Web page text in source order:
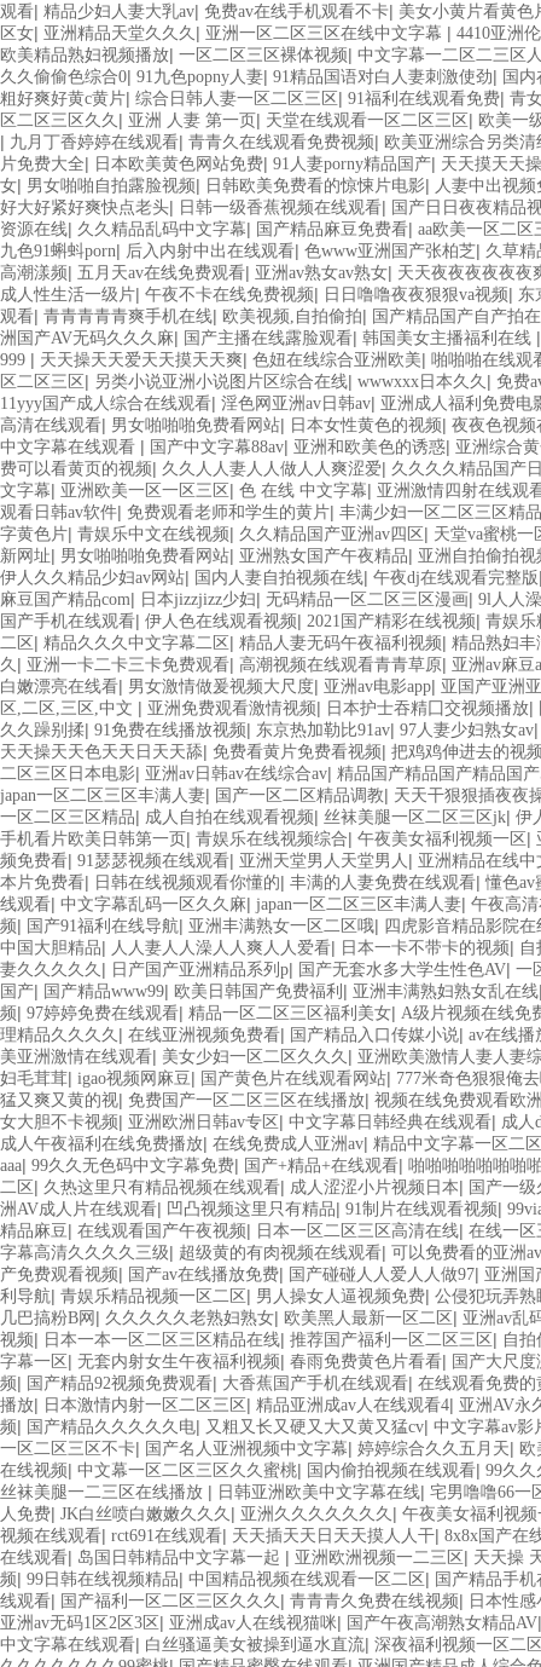
观看| 精品少妇人妻大乳av| 免费av在线手机观看不卡| 美女小黄片看黄
区女| 亚洲精品天堂久久久 | 亚洲一区二区三区在线中文字幕 | 4410亚洲
欧美精品熟妇视频播放| 一区二区三区裸体视频| 中文字幕一二区二三区
久久偷偷色综合0| 91九色popny人妻| 91精品国语对白人妻刺激使劲| 国
粗好爽好黄c黄片| 综合日韩人妻一区二区三区 | 91福利在线观看免费| 青
区二区三区久久 | 亚洲 人妻 第一页 | 天堂在线观看一区二区三区 | 欧美一
| 九月丁香婷婷在线观看| 青青久在线观看免费视频| 欧美亚洲综合另类清
片免费大全| 日本欧美黄色网站免费| 91人妻porny精品国产| 天天摸天天
女| 男女啪啪自拍露脸视频| 日韩欧美免费看的惊悚片电影| 人妻中出视
好大好紧好爽快点老头| 日韩一级香蕉视频在线观看| 国产日日夜夜精品
资源在线| 久久精品乱码中文字幕| 国产精品麻豆免费看| aa欧美一区二区
九色91蝌蚪porn| 后入内射中出在线观看| 色www亚洲国产张柏芝| 久草精
高潮漾频| 五月天av在线免费观看| 亚洲av熟女av熟女| 天天夜夜夜夜夜夜
成人性生活一级片| 午夜不卡在线免费视频| 日日噜噜夜夜狠狠va视频| 东
观看| 青青青青青爽手机在线| 欧美视频,自拍偷拍| 国产精品国产自产拍
洲国产AV无码久久久麻| 国产主播在线露脸观看| 韩国美女主播福利在线
999 | 天天操天天爱天天摸天天爽| 色妞在线综合亚洲欧美| 啪啪啪在线观
区二区三区 | 另类小说亚洲小说图片区综合在线| wwwxxx日本久久 | 免费
11yyy国产成人综合在线观看| 淫色网亚洲av日韩av| 亚洲成人福利免费电
高清在线观看| 男女啪啪啪免费看网站| 日本女性黄色的视频| 夜夜色视频
中文字幕在线观看 | 国产中文字幕88av| 亚洲和欧美色的诱惑| 亚洲综合
费可以看黄页的视频| 久久人人妻人人做人人爽涩爱| 久久久久精品国产
文字幕| 亚洲欧美一区一区三区 | 色 在线 中文字幕| 亚洲激情四射在线观
观看日韩av软件| 免费观看老师和学生的黄片| 丰满少妇一区二区三区精品
字黄色片| 青娱乐中文在线视频| 久久精品国产亚洲av四区 | 天堂va蜜桃
新网址| 男女啪啪啪免费看网站| 亚洲熟女国产午夜精品| 亚洲自拍偷拍视
伊人久久精品少妇av网站| 国内人妻自拍视频在线| 午夜dj在线观看完整版
麻豆国产精品com| 日本jizzjizz少妇| 无码精品一区二区三区漫画| 9l人人
国产手机在线观看| 伊人色在线观看视频| 2021国产精彩在线视频| 青娱乐
二区 | 精品久久久中文字幕二区 | 精品人妻无码午夜福利视频| 精品熟妇丰
久 | 亚洲一卡二卡三卡免费观看| 高潮视频在线观看青青草原| 亚洲av麻豆
白嫩漂亮在线看| 男女激情做爰视频大尺度| 亚洲av电影app| 亚国产亚洲
区,二区,三区,中文 | 亚洲免费观看激情视频| 日本护士吞精囗交视频播放|
久久躁别揉| 91免费在线播放视频| 东京热加勒比91av| 97人妻少妇熟女av
天天操天天色天天日天天舔| 免费看黄片免费看视频| 把鸡鸡伸进去的视
二区三区日本电影| 亚洲av日韩av在线综合av| 精品国产精品国产精品国产
japan一区二区三区丰满人妻| 国产一区二区精品调教| 天天干狠狠插夜夜
一区二区三区精品| 成人自拍在线观看视频| 丝袜美腿一区二区三区jk| 伊
手机看片欧美日韩第一页 | 青娱乐在线视频综合| 午夜美女福利视频一区 |
频免费看| 91瑟瑟视频在线观看| 亚洲天堂男人天堂男人 | 亚洲精品在线中
本片免费看| 日韩在线视频观看你懂的| 丰满的人妻免费在线观看|懂色av
线观看| 中文字幕乱码一区久久麻| japan一区二区三区丰满人妻| 午夜高
频| 国产91福利在线导航| 亚洲丰满熟女一区二区哦| 四虎影音精品影院在
中国大胆精品| 人人妻人人澡人人爽人人爱看| 日本一卡不带卡的视频|
妻久久久久久 | 日产国产亚洲精品系列p| 国产无套水多大学生性色AV| 一
国产| 国产精品www99| 欧美日韩国产免费福利 | 亚洲丰满熟妇熟女乱在线
频| 97婷婷免费在线观看| 精品一区二区三区福利美女| A级片视频在线免
理精品久久久久 | 在线亚洲视频免费看| 国产精品入口传媒小说| av在线播
美亚洲激情在线观看| 美女少妇一区二区久久久 | 亚洲欧美激情人妻人妻
妇毛茸茸| igao视频网麻豆| 国产黄色片在线观看网站| 777米奇色狠狠俺
猛又爽又黄的视| 免费国产一区二区三区在线播放| 视频在线免费观看欧
女大胆不卡视频| 亚洲欧洲日韩av专区 | 中文字幕日韩经典在线观看| 成人
成人午夜福利在线免费播放| 在线免费成人亚洲av| 精品中文字幕一区二
aaa| 99久久无色码中文字幕免费| 国产+精品+在线观看| 啪啪啪啪啪啪啪
二区 | 久热这里只有精品视频在线观看| 成人涩涩小片视频日本| 国产一
洲AV成人片在线观看| 凹凸视频这里只有精品| 91制片在线观看视频|
精品麻豆| 在线观看国产午夜视频| 日本一区二区三区高清在线| 在线一区
字幕高清久久久久三级| 超级黄的有肉视频在线观看| 可以免费看的亚洲av
产免费观看视频| 国产av在线播放免费| 国产碰碰人人爱人人做97| 亚洲国
利导航| 青娱乐精品视频一区二区 | 男人操女人逼视频免费| 公侵犯玩弄
几巴搞粉B网 | 久久久久久老熟妇熟女| 欧美黑人最新一区二区 | 亚洲av乱
视频| 日本一本一区二区三区精品在线| 推荐国产福利一区二区三区 | 自
字幕一区 | 无套内射女生午夜福利视频| 春雨免费黄色片看看| 国产大尺
频| 国产精品92视频免费观看| 大香蕉国产手机在线观看| 在线观看免费的
播放| 日本激情内射一区二区三区 | 精品亚洲成av人在线观看4| 亚洲AV永
频| 国产精品久久久久久电| 又粗又长又硬又大又黄又猛cv| 中文字幕av影
一区二区三区不卡| 国产名人亚洲视频中文字幕| 婷婷综合久久五月天|
在线视频| 中文幕一区二区三区久久蜜桃| 国内偷拍视频在线观看| 99久久
丝袜美腿一二三区在线播放 | 日韩亚洲欧美中文字幕在线| 宅男噜噜66一
人免费| JK白丝喷白嫩嫩久久久 | 亚洲久久久久久久久 | 午夜美女福利视频
视频在线观看| rct691在线观看| 天天插天天日天天摸人人干| 8x8x国产在
在线观看| 岛国日韩精品中文字幕一起 | 亚洲欧洲视频一二三区 | 天天操
频| 99日韩在线视频精品| 中国精品视频在线观看一区二区 | 国产精品手
线观看| 国产福利一区二区三区久久久 | 青青青久免费在线视频| 日本性
亚洲av无码1区2区3区 | 亚洲成av人在线视猫咪| 国产午夜高潮熟女精品AV
中文字幕在线观看| 白丝骚逼美女被操到逼水直流| 深夜福利视频一区二